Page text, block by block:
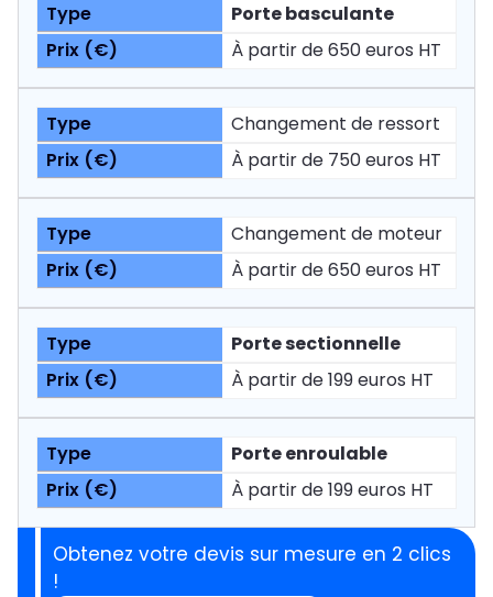
Porte basculante
À partir de 650 euros HT
Changement de ressort
À partir de 750 euros HT
Changement de moteur
À partir de 650 euros HT
Porte sectionnelle
À partir de 199 euros HT
Porte enroulable
À partir de 199 euros HT
Obtenez votre devis sur mesure en 2 clics
!